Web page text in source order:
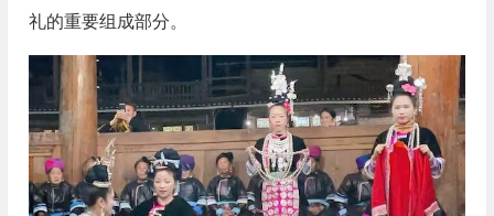
礼的重要组成部分。